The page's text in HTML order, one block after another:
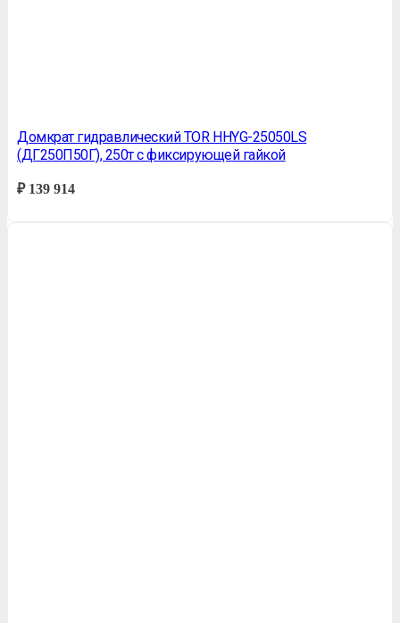
Домкрат гидравлический TOR HHYG-25050LS
(ДГ250П50Г), 250т с фиксирующей гайкой
₽139 914